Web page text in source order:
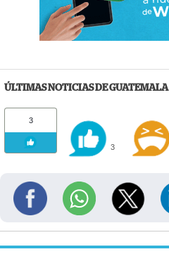
ÚLTIMAS NOTICIAS DE GUATEMALA
3
3